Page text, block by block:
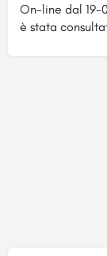
On-line dal 19-
è stata